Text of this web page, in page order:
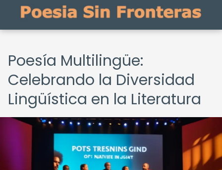
Poesía Multilingüe:
Celebrando la Diversidad
Lingüística en la Literatura